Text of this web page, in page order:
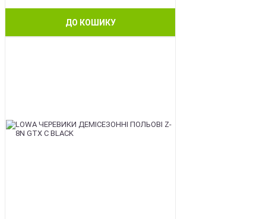
ДО КОШИКУ